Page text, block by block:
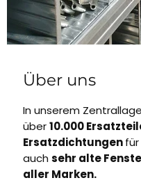
Über uns
In unserem
über10.000
Ersatzdichtungen
auch sehr alte
aller Marken.